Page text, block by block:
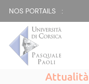
NOS PORTAILS :